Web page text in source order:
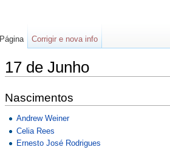
17 de Junho
Nascimentos
Andrew Weiner
Celia Rees
Ernesto José Rodrigues
Página Corrigir e nova info